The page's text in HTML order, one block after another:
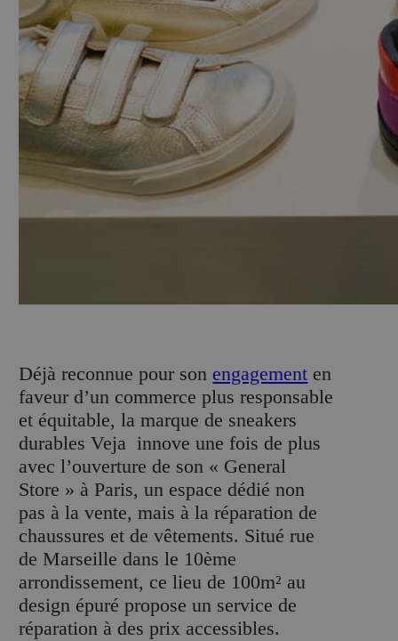
Déjà reconnue pour son engagement en
faveur d’un commerce plus responsable
et équitable, la marque de sneakers
durables Veja innove une fois de plus
avec l’ouverture de son « General
Store » à Paris, un espace dédié non
pas à la vente, mais à la réparation de
chaussures et de vêtements. Situé rue
de Marseille dans le 10ème
arrondissement, ce lieu de 100m² au
design épuré propose un service de
réparation à des prix accessibles.